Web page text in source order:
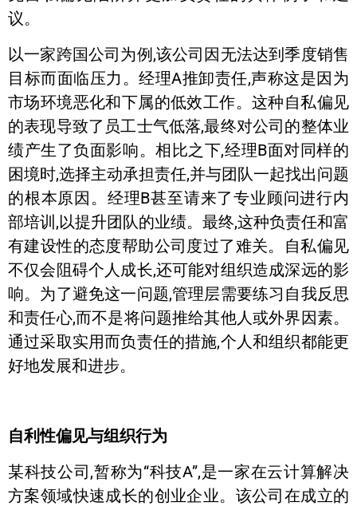
议。
以一家跨国公司为例,该公司因无法达到季度销售
目标而面临压力。经理A推卸责任,声称这是因为
市场环境恶化和下属的低效工作。这种自私偏见
的表现导致了员工士气低落,最终对公司的整体业
绩产生了负面影响。相比之下,经理B面对同样的
困境时,选择主动承担责任,并与团队一起找出问题
的根本原因。经理B甚至请来了专业顾问进行内
部培训,以提升团队的业绩。最终,这种负责任和富
有建设性的态度帮助公司度过了难关。自私偏见
不仅会阻碍个人成长,还可能对组织造成深远的影
响。为了避免这一问题,管理层需要练习自我反思
和责任心,而不是将问题推给其他人或外界因素。
通过采取实用而负责任的措施,个人和组织都能更
好地发展和进步。
自利性偏见与组织行为
某科技公司,暂称为“科技A”,是一家在云计算解决
方案领域快速成长的创业企业。该公司在成立的